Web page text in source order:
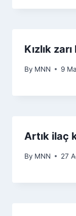
Kızlık
By MNN 9
Artık ilaç
By MNN 27